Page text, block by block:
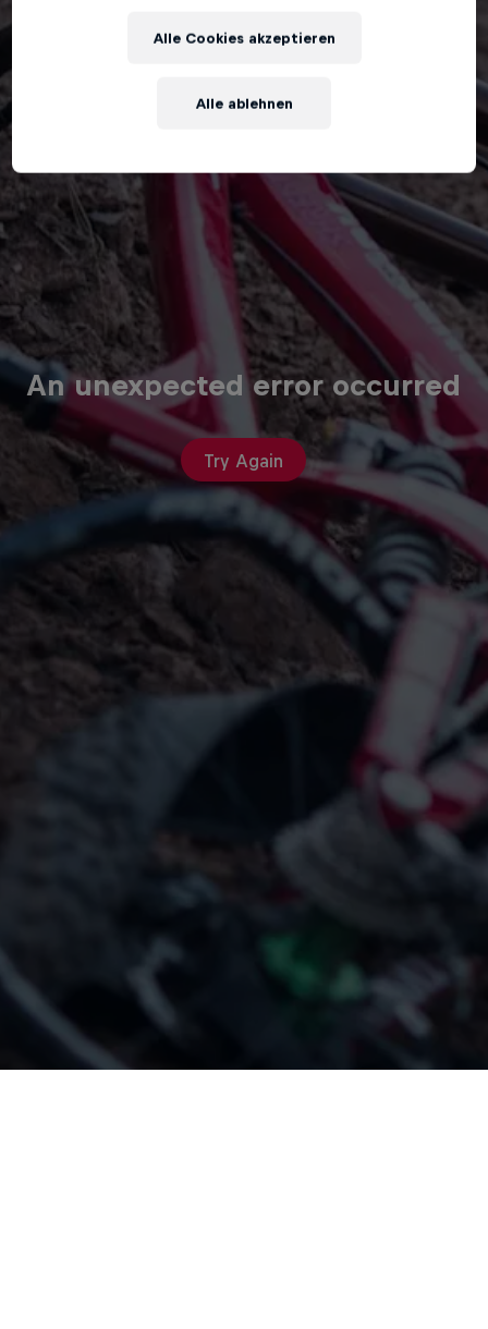
An unexpected error occurred
Try Again
Alle ablehnen
Alle Cookies akzeptieren